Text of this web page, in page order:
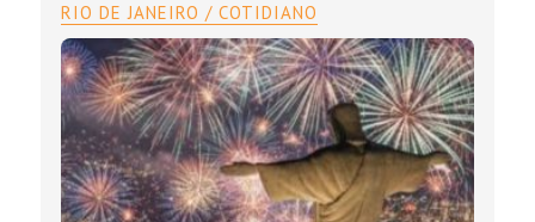
RIO DE JANEIRO / COTIDIANO